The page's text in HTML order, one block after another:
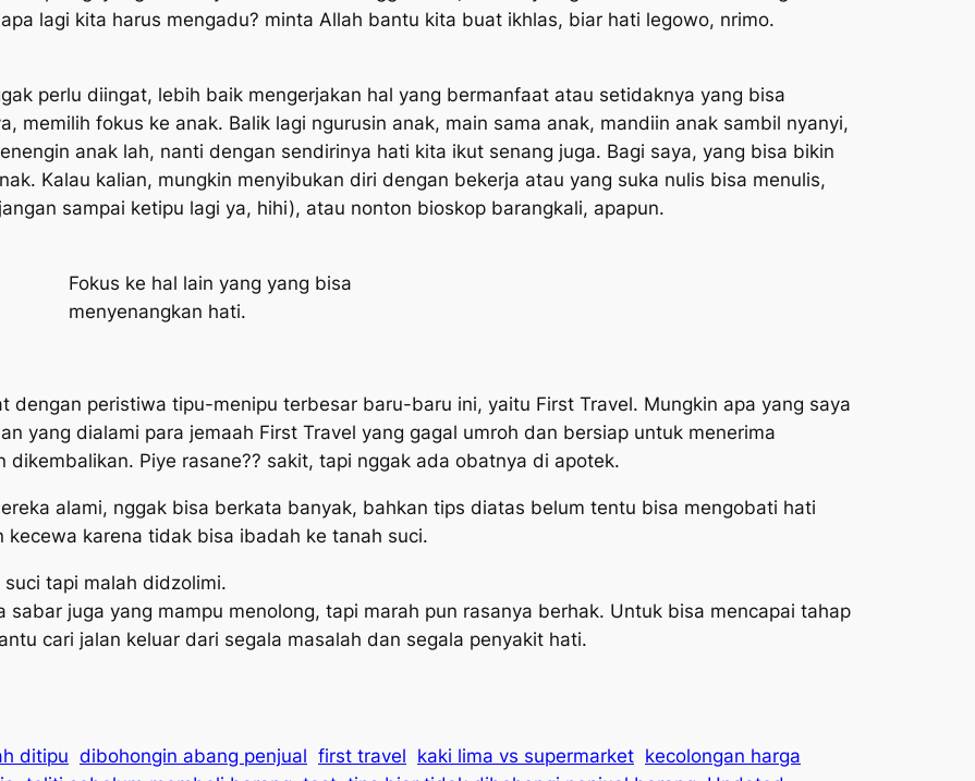
lagi kita harus mengadu? minta Allah bantu kita buat ikhlas, biar hati legowo, nrimo.
perlu diingat, lebih baik mengerjakan hal yang bermanfaat atau setidaknya yang bisa
memilih fokus ke anak. Balik lagi ngurusin anak, main sama anak, mandiin anak sambil nyanyi,
anak lah, nanti dengan sendirinya hati kita ikut senang juga. Bagi saya, yang bisa bikin
Kalau kalian, mungkin menyibukan diri dengan bekerja atau yang suka nulis bisa menulis,
sampai ketipu lagi ya, hihi), atau nonton bioskop barangkali, apapun.
Fokus ke hal lain yang yang bisa
menyenangkan hati.
dengan peristiwa tipu-menipu terbesar baru-baru ini, yaitu First Travel. Mungkin apa yang saya
yang dialami para jemaah First Travel yang gagal umroh dan bersiap untuk menerima
dikembalikan. Piye rasane?? sakit, tapi nggak ada obatnya di apotek.
alami, nggak bisa berkata banyak, bahkan tips diatas belum tentu bisa mengobati hati
karena tidak bisa ibadah ke tanah suci.
tapi malah didzolimi.
sabar juga yang mampu menolong, tapi marah pun rasanya berhak. Untuk bisa mencapai tahap
cari jalan keluar dari segala masalah dan segala penyakit hati.
ditipu dibohongin abang penjual first travel kaki lima vs supermarket kecolongan harga